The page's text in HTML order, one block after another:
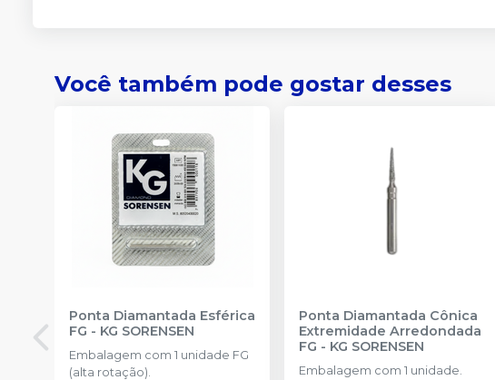
Você também pode gostar desses
Ponta Diamantada Esférica
FG - KG SORENSEN
Embalagem com 1 unidade FG
(alta rotação).
Ponta Diamantada Cônica
Extremidade Arredondada
FG - KG SORENSEN
Embalagem com 1 unidade.